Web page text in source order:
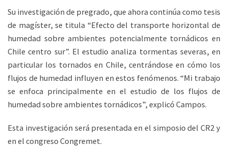
Su investigación de pregrado, que ahora continúa como tesis
de magíster, se titula “Efecto del transporte horizontal de
humedad sobre ambientes potencialmente tornádicos en
Chile centro sur”. El estudio analiza tormentas severas, en
particular los tornados en Chile, centrándose en cómo los
flujos de humedad influyen en estos fenómenos. “Mi trabajo
se enfoca principalmente en el estudio de los flujos de
humedad sobre ambientes tornádicos”, explicó Campos.
Esta investigación será presentada en el simposio del CR2 y
en el congreso Congremet.